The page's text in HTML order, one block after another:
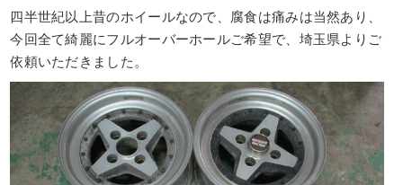
四半世紀以上昔のホイールなので、腐食は痛みは当然あり、
今回全て綺麗にフルオーバーホールご希望で、埼玉県よりご
依頼いただきました。